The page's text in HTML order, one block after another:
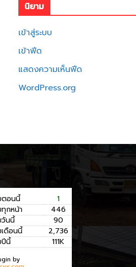
นิยาม
เข้าสู่ระบบ
เข้าฟีด
แสดงความเห็นฟีด
WordPress.org
ตอนนี้
1
ทุกหน้า
446
วันนี้
90
เดือนนี้
2,736
ปีนี้
111K
by